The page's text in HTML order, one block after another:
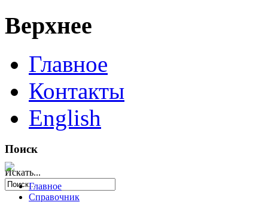
Верхнее
Главное
Контакты
English
Поиск
Искать...
Главное
Справочник